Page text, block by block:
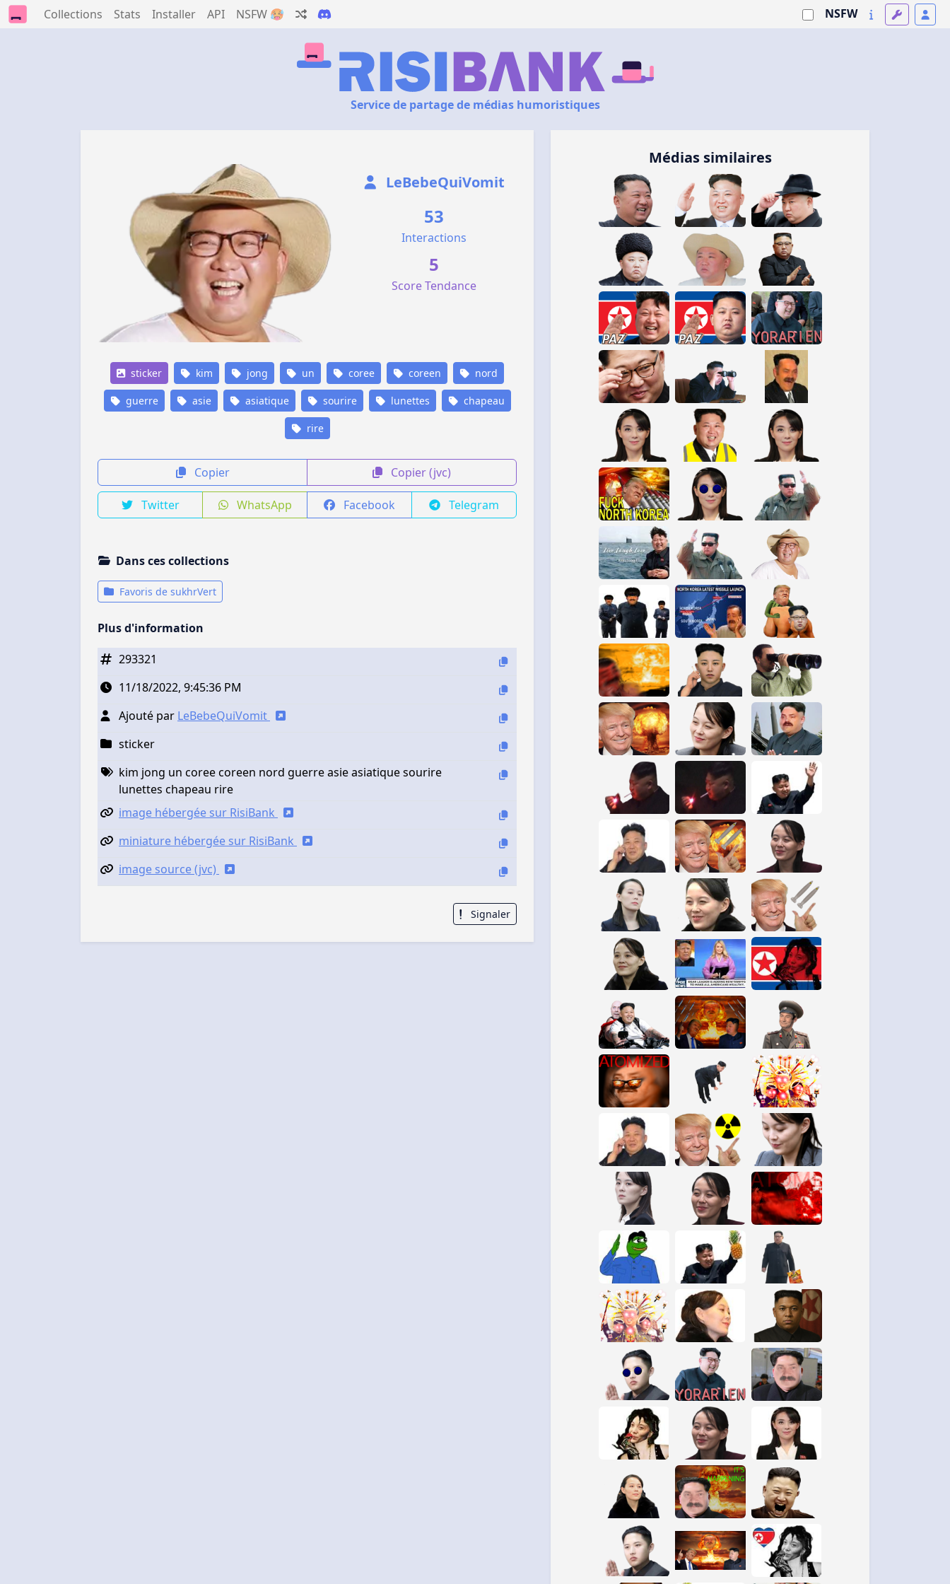
Collections Stats Installer API NSFW 🥵 NSFW
Service de partage de médias humoristiques
LeBebeQuiVomit
53
Interactions
5
Score Tendance
sticker kim jong un coree coreen nord
guerre asie asiatique sourire lunettes chapeau
rire
Copier Copier (jvc)
Twitter WhatsApp Facebook Telegram
Dans ces collections
Favoris de sukhrVert
Plus d'information
293321
11/18/2022, 9:45:36 PM
Ajouté par LeBebeQuiVomit
sticker
kim jong un coree coreen nord guerre asie asiatique sourire
lunettes chapeau rire
image hébergée sur RisiBank
miniature hébergée sur RisiBank
image source (jvc)
Signaler
Médias similaires